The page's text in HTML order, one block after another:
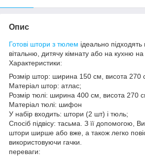
Опис
Готові штори з тюлем ідеально
вітальню, дитячу кімнату або на кухню
Характеристики:
Розмір штор: ширина 150 см, висота 270
Матеріал штор: атлас;
Розмір тюлі: ширина 400 см, висота 270
Матеріал тюлі: шифон
У набір входить: штори (2 шт) і тюль;
Спосіб підвісу: тасьма. З її допомогою,
штори ширше або вже, а також легко
використовуючи гачки.
переваги: